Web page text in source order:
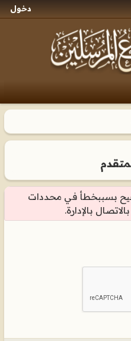
دخول
بسببخطأ في محددات